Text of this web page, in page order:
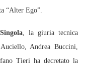
“Alter Ego”.
, la giuria tecnica
Andrea Buccini,
Tieri ha decretato la